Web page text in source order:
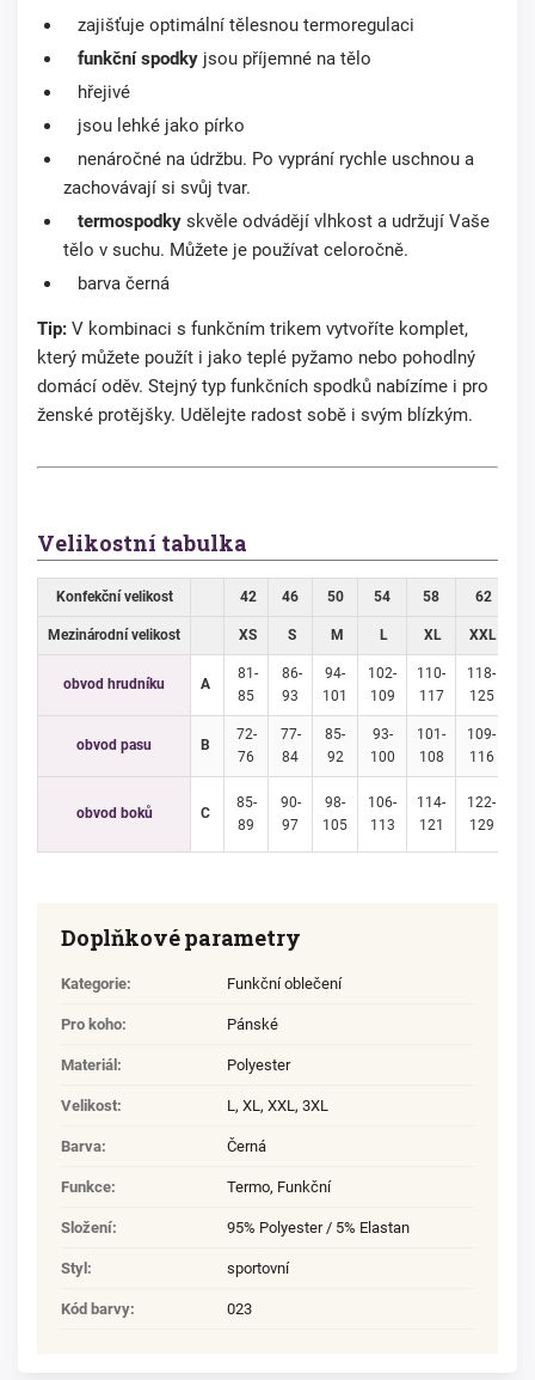
zajišťuje optimální tělesnou termoregulaci
funkční spodky jsou příjemné na tělo
hřejivé
jsou lehké jako pírko
nenáročné na údržbu. Po vyprání rychle uschnou a
zachovávají si svůj tvar.
termospodky skvěle odvádějí vlhkost a udržují Vaše
tělo v suchu. Můžete je používat celoročně.
barva černá
Tip: V kombinaci s funkčním trikem vytvoříte komplet,
který můžete použít i jako teplé pyžamo nebo pohodlný
domácí oděv. Stejný typ funkčních spodků nabízíme i pro
ženské protějšky. Udělejte radost sobě i svým blízkým.
Velikostní tabulka
Konfekční velikost 42 46 50 54 58 62
Mezinárodní velikost XS S M L XL XXL
obvod hrudníku A
81-
85
86-
93
94-
101
102-
109
110-
117
118-
125
obvod pasu B
72-
76
77-
84
85-
92
93-
100
101-
108
109-
116
obvod boků C
85-
89
90-
97
98-
105
106-
113
114-
121
122-
129
Doplňkové parametry
Kategorie: Funkční oblečení
Pro koho: Pánské
Materiál : Polyester
Velikost: L, XL, XXL, 3XL
Barva: Černá
Funkce: Termo, Funkční
Složení: 95% Polyester / 5% Elastan
Styl : sportovní
Kód barvy: 023